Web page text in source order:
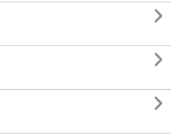


